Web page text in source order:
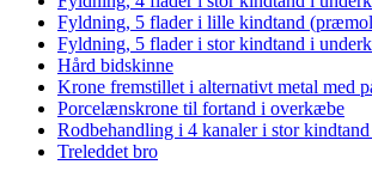
Fyldning, 5 flader i lille kindtand
Fyldning, 5 flader i stor kindtand i
Hård bidskinne
Krone fremstillet i alternativt metal med
Porcelænskrone til fortand i overkæbe
Rodbehandling i 4 kanaler i stor
Treleddet bro